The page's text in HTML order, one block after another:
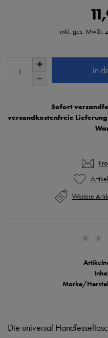
Marke/
inkl. ges. MwSt.
in
Sofort
versandkostenfreie
Weitere
Die universal